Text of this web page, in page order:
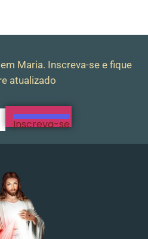
Maria. Inscreva-se e fique
atualizado
Inscreva-se